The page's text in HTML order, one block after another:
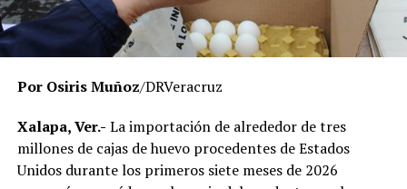
respetando el debido proceso, por lo que hasta el
momento no existe una determinación definitiva sobre
responsabilidades individuales.
señalaron que un grupo de profesores ha manifestado
su inconformidad con el proceso de revisión, al
considerar que las investigaciones podrían afectar
Por Osiris Muñoz/DRVeracruz
Xalapa, Ver.- La importación de alrededor de tres
millones de cajas de huevo procedentes de Estados
Unidos durante los primeros siete meses de 2026